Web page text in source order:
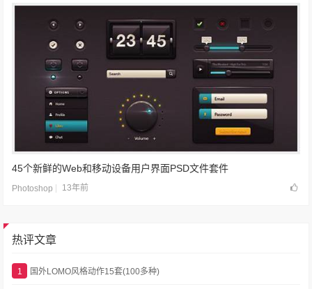
45个新鲜的Web和移动设备用户界面PSD文件套件
Photoshop 13年前
热评文章
1 国外LOMO风格动作15套(100多种)